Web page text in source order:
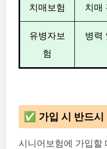
치매보험 치매
유병자보
험
병력
✅ 가입 시 반드
시니어보험에 가입할